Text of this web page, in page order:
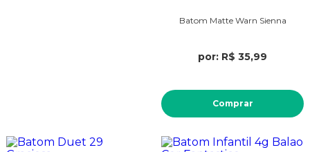
Batom Matte Warn Sienna
por: R$ 35,99
Comprar